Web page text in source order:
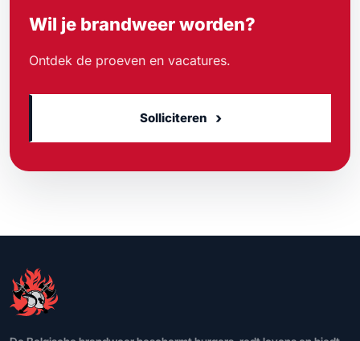
Wil je brandweer worden?
Ontdek de proeven en vacatures.
Solliciteren ›